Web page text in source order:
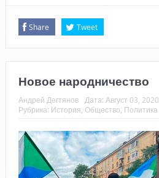
Share Tweet
Новое народничество
Андрей Дегтянов Дата: Август 03, 2020
Рубрика: История, Общество, Политика